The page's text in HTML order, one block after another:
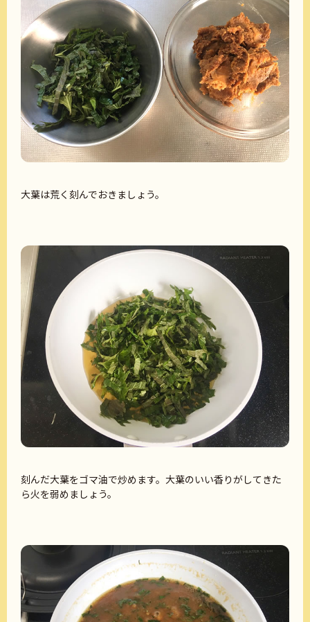
大葉は荒く刻んでおきましょう。
刻んだ大葉をゴマ油で炒めます。大葉のいい香りがしてきた
ら火を弱めましょう。